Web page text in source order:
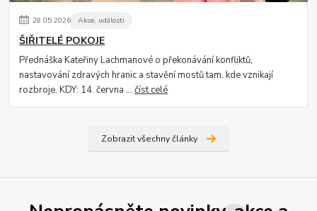
28.05.2026 Akce, události
ŠIŘITELÉ POKOJE
Přednáška Kateřiny Lachmanové o překonávání konfliktů,
nastavování zdravých hranic a stavění mostů tam, kde vznikají
rozbroje. KDY: 14. června ...číst celé
Zobrazit všechny články